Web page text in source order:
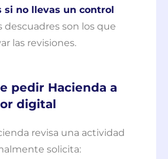
si no llevas un control
descuadres son los que
las revisiones.
pedir Hacienda a
digital
revisa una actividad
solicita: